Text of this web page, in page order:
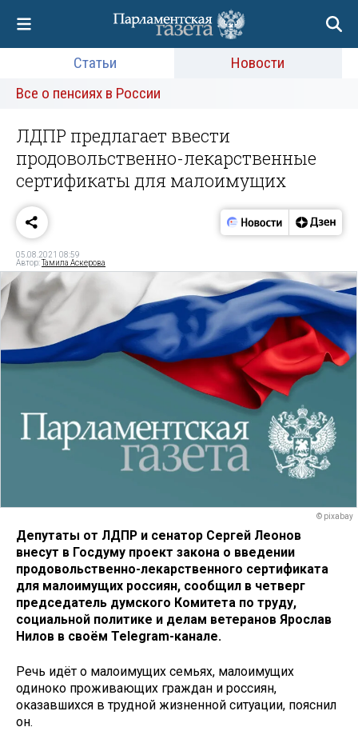
Статьи
Новости
Все о пенсиях в России
ЛДПР предлагает ввести
продовольственно-лекарственные
сертификаты для малоимущих
05.08.2021 08:59
Автор:Тамила Аскерова
© pixabay
Депутаты от ЛДПР и сенатор Сергей Леонов
внесут в Госдуму проект закона о введении
продовольственно-лекарственного сертификата
для малоимущих россиян, сообщил в четверг
председатель думского Комитета по труду,
социальной политике и делам ветеранов Ярослав
Нилов в своём Telegram-канале.
Речь идёт о малоимущих семьях, малоимущих
одиноко проживающих граждан и россиян,
оказавшихся в трудной жизненной ситуации, пояснил
он.